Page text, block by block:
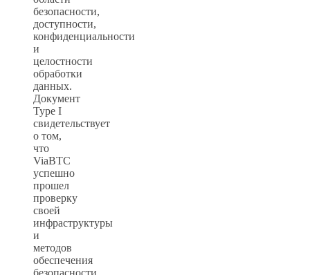
безопасности,
доступности,
конфиденциальности
и
целостности
обработки
данных.
Документ
Type I
свидетельствует
о том,
что
ViaBTC
успешно
прошел
проверку
своей
инфраструктуры
и
методов
обеспечения
безопасности